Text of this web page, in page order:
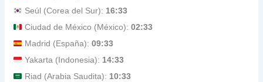
Seúl (Corea del Sur): 16:33
Ciudad de México (México):02:33
Madrid (España):09:33
Yakarta (Indonesia): 14:33
Riad (Arabia Saudita): 10:33